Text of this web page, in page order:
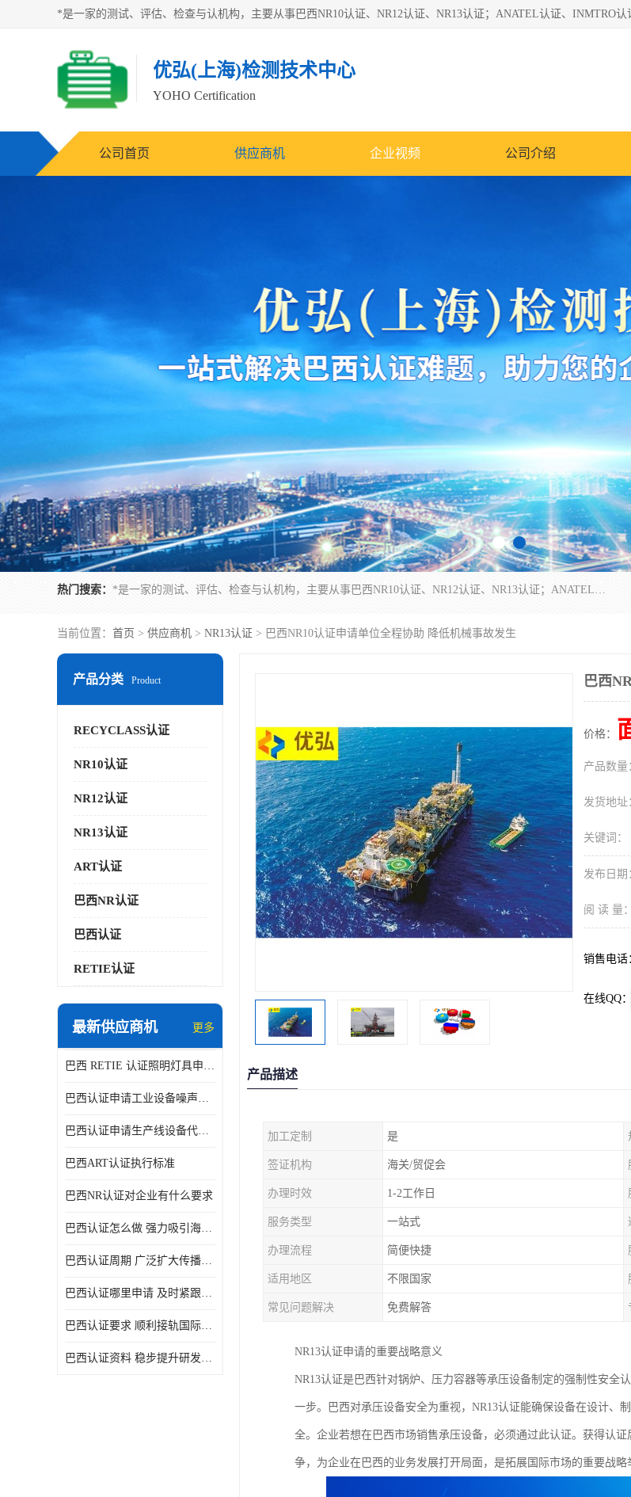
优弘(上海)检测技术中心
YOHO Certification
公司首页 供应商机 企业视频 公司介绍
热门搜索： *是一家的测试、评估、检查与认机构，主要从事巴西NR10认证、NR12认证、NR13认证；ANATEL认证、INMTRO认证，欧盟CE认证：MD认证，PED认证，MID认证，ATEX认证，德国蓝色天使认证。
当前位置： 首页 > 供应商机 > NR13认证 > 巴西NR10认证申请单位全程协助 降低机械事故发生
产品分类 Product
RECYCLASS认证
NR10认证
NR12认证
NR13认证
ART认证
巴西NR认证
巴西认证
RETIE认证
最新供应商机 更多
巴西 RETIE 认证照明灯具申请 RETIE 认证
巴西认证申请工业设备噪声控制认证规范
巴西认证申请生产线设备代理机构选择
巴西ART认证执行标准
巴西NR认证对企业有什么要求
巴西认证怎么做 强力吸引海外投资
巴西认证周期 广泛扩大传播范围
巴西认证哪里申请 及时紧跟法规变化
巴西认证要求 顺利接轨国际规范
巴西认证资料 稳步提升研发能力
巴西
价格：
产品数量
发货地址
关键词：
发布日期
阅 读 量：
销售电话
在线QQ：
产品描述
加工定制 是
签证机构 海关/贸促会
办理时效 1-2工作日
服务类型 一站式
办理流程 简便快捷
适用地区 不限国家
常见问题解决 免费解答
NR13认证申请的重要战略意义
NR13认证是巴西针对锅炉、压力容器等承压设备制定的强制性安全
一步。巴西对承压设备安全为重视，NR13认证能确保设备在设计、
全。企业若想在巴西市场销售承压设备，必须通过此认证。获得认
争，为企业在巴西的业务发展打开局面，是拓展国际市场的重要战略